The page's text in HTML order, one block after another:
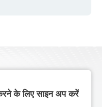
के लिए साइन अप करें